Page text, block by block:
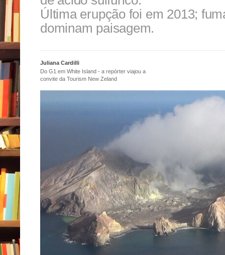
Última erupção foi em 2013;
dominam paisagem.
Juliana Cardilli
Do G1 em White Island - a repórter viajou a
convite da Tourism New Zeland